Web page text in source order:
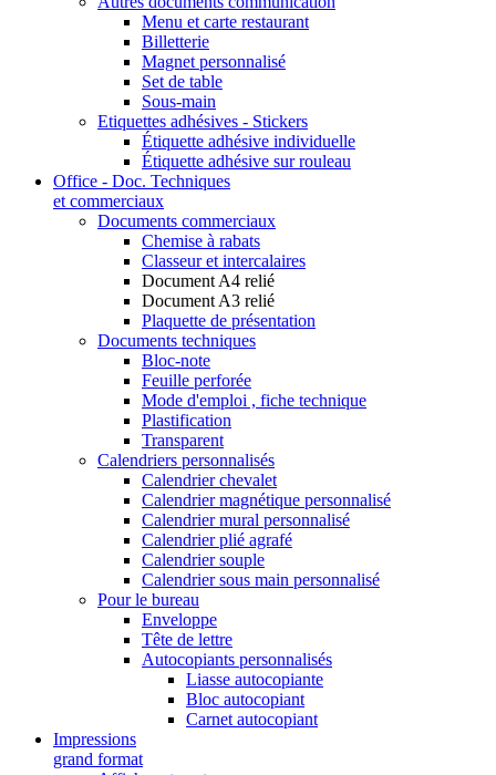
Menu et carte restaurant
Billetterie
Magnet personnalisé
Set de table
Sous-main
Etiquettes adhésives - Stickers
Étiquette adhésive individuelle
Étiquette adhésive sur rouleau
Office - Doc. Techniques
et commerciaux
Documents commerciaux
Chemise à rabats
Classeur et intercalaires
Document A4 relié
Document A3 relié
Plaquette de présentation
Documents techniques
Bloc-note
Feuille perforée
Mode d'emploi , fiche technique
Plastification
Transparent
Calendriers personnalisés
Calendrier chevalet
Calendrier magnétique personnalisé
Calendrier mural personnalisé
Calendrier plié agrafé
Calendrier souple
Calendrier sous main personnalisé
Pour le bureau
Enveloppe
Tête de lettre
Autocopiants personnalisés
Liasse autocopiante
Bloc autocopiant
Carnet autocopiant
Impressions
grand format